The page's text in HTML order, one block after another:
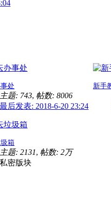
处
主题: 743, 帖数: 8006
最后发表: 2018-6-20 23:24
新手
箱
主题: 2131, 帖数: 2万
私密版块